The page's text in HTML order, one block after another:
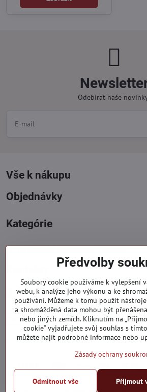
Odebírat naše
Vše k nákupu
Objednávky
Kategórie
Facebook Instagram Pinterest
+421 919 060 751
Pondělí - Pátek : 09:00 - 15:00 hod.
info​@everlady​.eu
Non stop ( 24/7 )
Předvolby
Soubory cookie používáme k vylepšení
webu, k analýze jeho výkonu a ke
používání. Můžeme k tomu použít
a shromážděná data mohou být
nebo jiných zemích. Kliknutím na
cookie“ vyjadřujete svůj souhlas s
můžete najít podrobné informace nebo
Zásady ochrany
Přijmout
Odmítnout vše